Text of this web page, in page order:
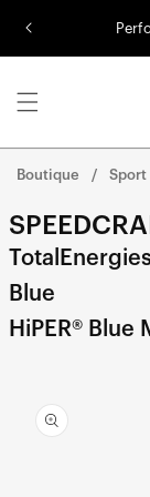
Boutique Sport
Blue
HiPER®
informations
sur le